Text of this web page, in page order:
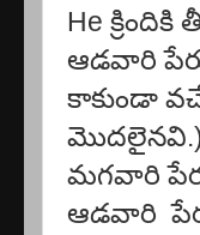
He
ఆడవారి
కాకుండా
మొదలైనవి.)
మగవారి
ఆడవారి